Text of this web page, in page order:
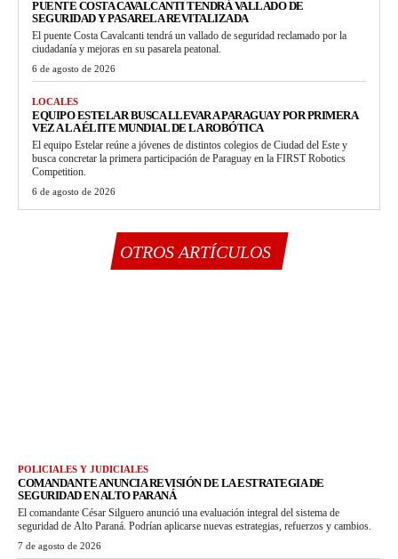
PUENTE COSTA CAVALCANTI TENDRÁ VALLADO DE
SEGURIDAD Y PASARELA REVITALIZADA
El puente Costa Cavalcanti tendrá un vallado de seguridad reclamado por la
ciudadanía y mejoras en su pasarela peatonal.
6 de agosto de 2026
LOCALES
EQUIPO ESTELAR BUSCA LLEVAR A PARAGUAY POR PRIMERA
VEZ A LA ÉLITE MUNDIAL DE LA ROBÓTICA
El equipo Estelar reúne a jóvenes de distintos colegios de Ciudad del Este y
busca concretar la primera participación de Paraguay en la FIRST Robotics
Competition.
6 de agosto de 2026
OTROS ARTÍCULOS
POLICIALES Y JUDICIALES
COMANDANTE ANUNCIA REVISIÓN DE LA ESTRATEGIA DE
SEGURIDAD EN ALTO PARANÁ
El comandante César Silguero anunció una evaluación integral del sistema de
seguridad de Alto Paraná. Podrían aplicarse nuevas estrategias, refuerzos y cambios.
7 de agosto de 2026